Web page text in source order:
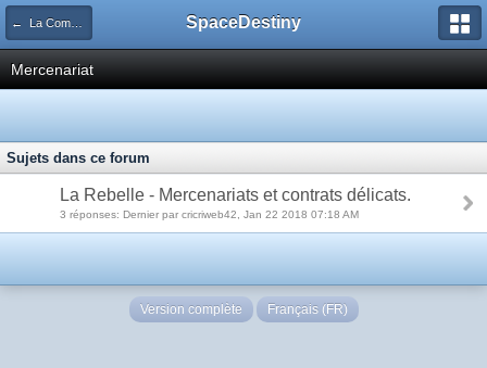
← La Communauté SpaceDestiny
Mercenariat
Sujets dans ce forum
La Rebelle - Mercenariats et contrats délicats.
3 réponses: Dernier par cricriweb42, Jan 22 2018 07:18 AM
Version complète Français (FR)